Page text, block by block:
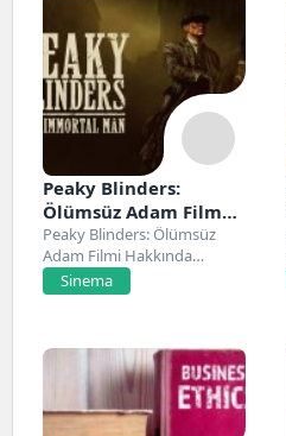
Peaky Blinders:
Ölümsüz Adam Film
Konusu, Oyuncuları
ve İnceleme
Peaky Blinders: Ölümsüz
Adam Filmi Hakkında
Netflix’te 20 Mart 2026...
Sinema